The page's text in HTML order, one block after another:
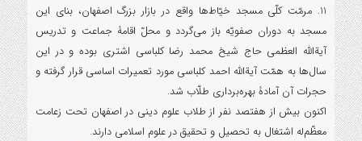
11. مرمّت کلّی مسجد خیّاط‌ها واقع در بازار بزرگ اصفهان، بنای این
مسجد به دوران صفویّه باز می‌گردد و محلّ اقامۀ جماعت و تدریس
آیةالله العظمی حاج شیخ محمد رضا کلباسی اشتری بوده و در این
سال‌ها به همّت آیةالله احمد کلباسی مورد تعمیرات اساسی قرار گرفته و
حجرات آن آمادۀ بهره‌برداری طلّاب شد.
اکنون بیش از هفتصد نفر از طلاب علوم دینی در اصفهان تحت زعامت
معظّم‌له اشتغال به تحصیل و تحقیق در علوم اسلامی دارند.